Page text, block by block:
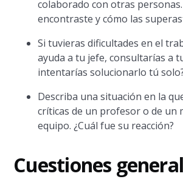
colaborado con otras
encontraste y cómo las
Si tuvieras dificultades en el
ayuda a tu jefe, consultarías a
intentarías solucionarlo tú
Describa una situación en la
críticas de un profesor o de un
equipo. ¿Cuál fue su reacción?
Cuestiones